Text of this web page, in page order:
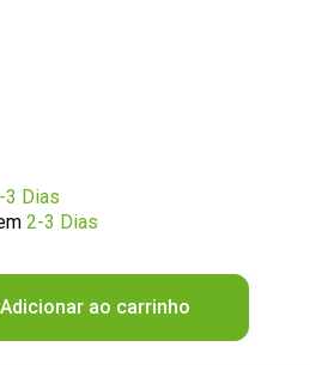
3 Dias
2-3 Dias
Adicionar ao carrinho